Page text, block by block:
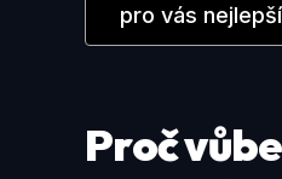
pro vás
Proč